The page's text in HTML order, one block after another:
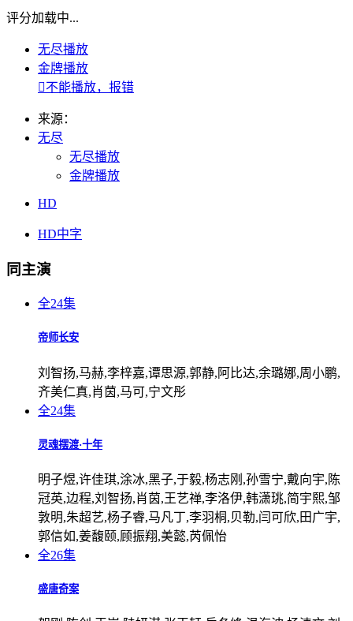
评分加载中...
无尽播放
金牌播放
不能播放，报错
来源：
无尽
无尽播放
金牌播放
HD
HD中字
同主演
全24集
帝师长安
刘智扬,马赫,李梓嘉,谭思源,郭静,阿比达,余璐娜,周小鹏,
齐美仁真,肖茵,马可,宁文彤
全24集
灵魂摆渡·十年
明子煜,许佳琪,涂冰,黑子,于毅,杨志刚,孙雪宁,戴向宇,陈
冠英,边程,刘智扬,肖茵,王艺禅,李洛伊,韩潇珧,简宇熙,邹
敦明,朱超艺,杨子睿,马凡丁,李羽桐,贝勒,闫可欣,田广宇,
郭信如,姜馥颐,顾振翔,美懿,芮佩怡
全26集
盛唐奇案